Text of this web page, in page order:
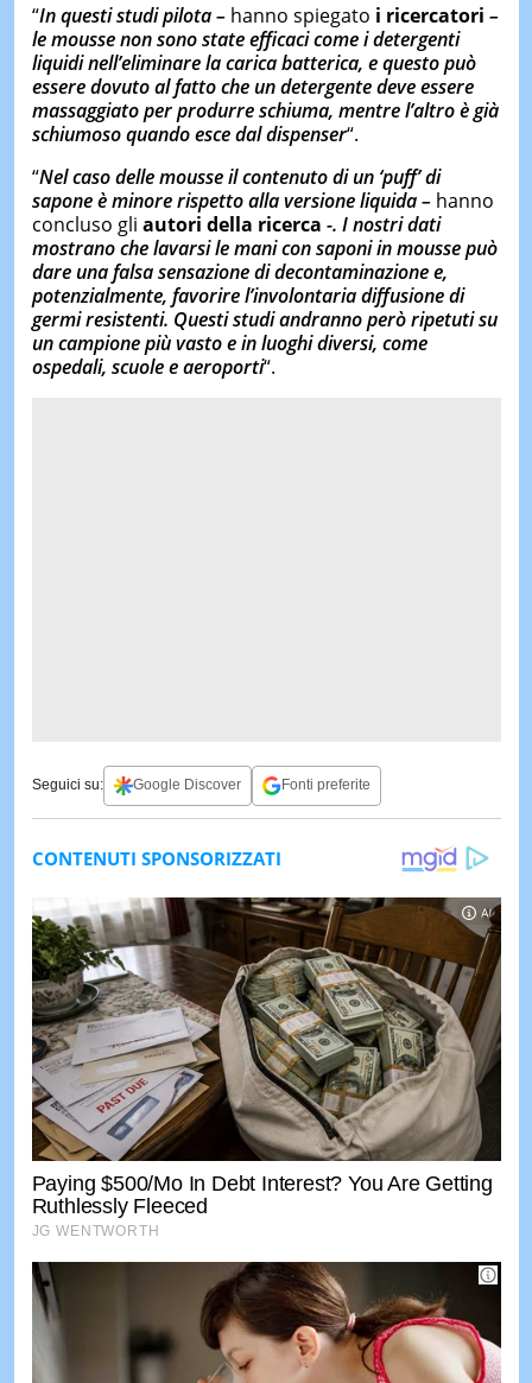
“In questi studi pilota – hanno spiegato i ricercatori –
le mousse non sono state efficaci come i detergenti
liquidi nell’eliminare la carica batterica, e questo può
essere dovuto al fatto che un detergente deve essere
massaggiato per produrre schiuma, mentre l’altro è già
schiumoso quando esce dal dispenser“.
“Nel caso delle mousse il contenuto di un ‘puff’ di
sapone è minore rispetto alla versione liquida – hanno
concluso gli autori della ricerca -. I nostri dati
mostrano che lavarsi le mani con saponi in mousse può
dare una falsa sensazione di decontaminazione e,
potenzialmente, favorire l’involontaria diffusione di
germi resistenti. Questi studi andranno però ripetuti su
un campione più vasto e in luoghi diversi, come
ospedali, scuole e aeroporti“.
Seguici su: Google Discover Fonti preferite